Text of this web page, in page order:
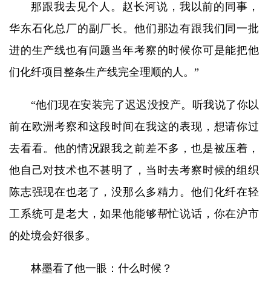
那跟我去见个人。赵长河说，我以前的同事，
华东石化总厂的副厂长。他们那边有跟我们同一批
进的生产线也有问题当年考察的时候你可是能把他
们化纤项目整条生产线完全理顺的人。”
“他们现在安装完了迟迟没投产。听我说了你以
前在欧洲考察和这段时间在我这的表现，想请你过
去看看。他的情况跟我之前差不多，也是被压着，
他自己对技术也不甚明了，当时去考察时候的组织
陈志强现在也老了，没那么多精力。他们化纤在轻
工系统可是老大，如果他能够帮忙说话，你在沪市
的处境会好很多。
林墨看了他一眼：什么时候？